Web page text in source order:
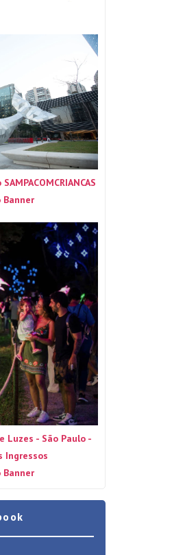
Banner
Luzes - São Paulo -
Ingressos
Banner